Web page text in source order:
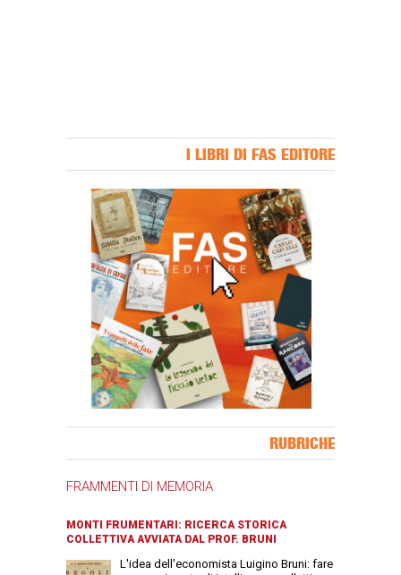
I LIBRI DI FAS EDITORE
RUBRICHE
FRAMMENTI DI MEMORIA
MONTI FRUMENTARI: RICERCA STORICA
COLLETTIVA AVVIATA DAL PROF. BRUNI
L'idea dell'economista Luigino Bruni: fare